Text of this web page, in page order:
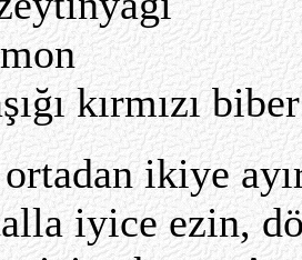
kırmızı biber
ikiye
iyice ezin,